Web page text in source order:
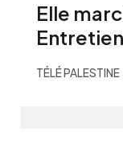
Elle
TÉLÉ PALESTINE